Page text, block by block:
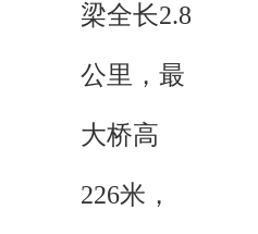
梁全长2.8
公里，最
大桥高
226米，